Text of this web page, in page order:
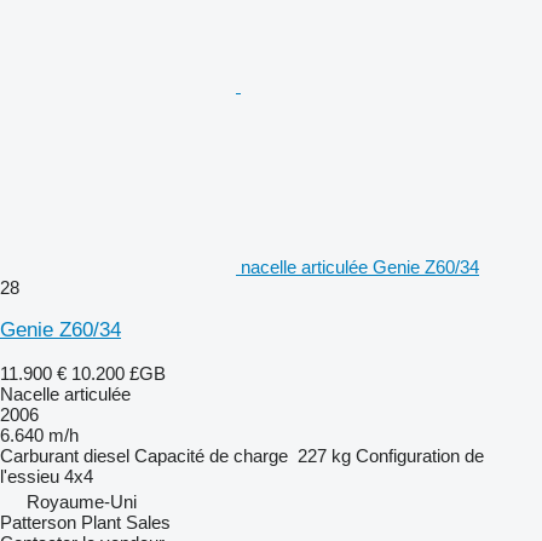
nacelle articulée Genie Z60/34
28
Genie Z60/34
11.900 € 10.200 £GB
Nacelle articulée
2006
6.640 m/h
Carburant diesel Capacité de charge 227 kg Configuration de
l'essieu 4x4
Royaume-Uni
Patterson Plant Sales